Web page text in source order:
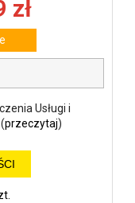
zł
Usługi i
przeczytaj)